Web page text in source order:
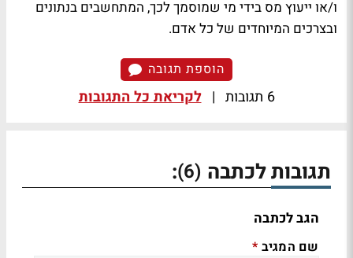
ו/או ייעוץ מס בידי מי שמוסמך לכך, המתחשבים בנתונים
ובצרכים המיוחדים של כל אדם.
הוספת תגובה
6 תגובות | לקריאת כל התגובות
תגובות לכתבה (6)
:
הגב לכתבה
שם המגיב *